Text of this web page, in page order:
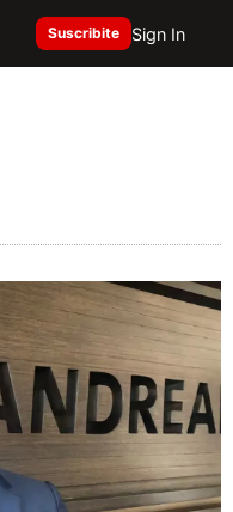
Suscribite Sign In